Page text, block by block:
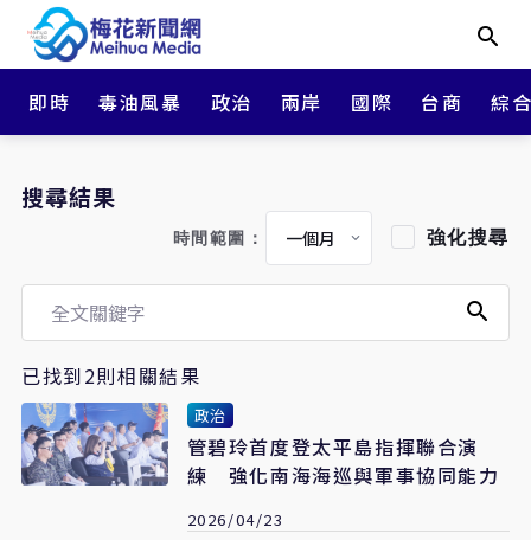
即時 毒油風暴 政治 兩岸 國際 台商 綜
搜尋結果
時間範圍： 強化搜尋
已找到2則相關結果
政治
管碧玲首度登太平島指揮聯合演
練 強化南海海巡與軍事協同能力
2026/04/23